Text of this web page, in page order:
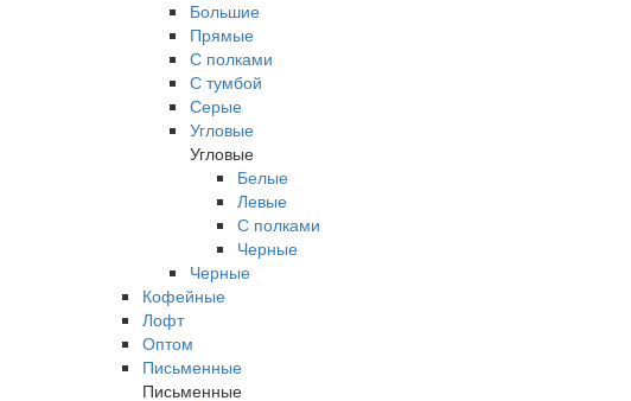
Большие
Прямые
С полками
С тумбой
Серые
Угловые
Угловые
Белые
Левые
С полками
Черные
Черные
Кофейные
Лофт
Оптом
Письменные
Письменные